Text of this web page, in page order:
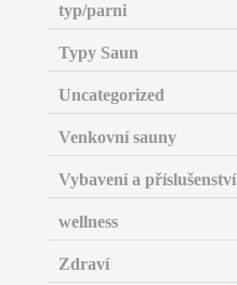
typ/parni
Typy Saun
Uncategorized
Venkovní sauny
Vybavení a příslušenství
wellness
Zdraví